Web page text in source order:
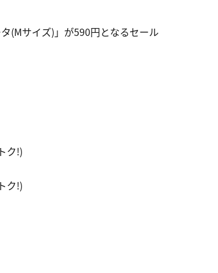
(Mサイズ)」が590円となるセール
ク!)
ク!)